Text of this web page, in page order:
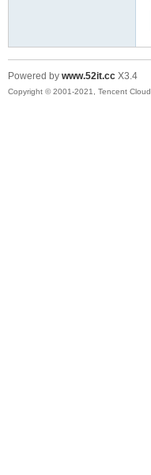
Powered by www.52it.cc X3.4
Copyright © 2001-2021, Tencent Cloud.